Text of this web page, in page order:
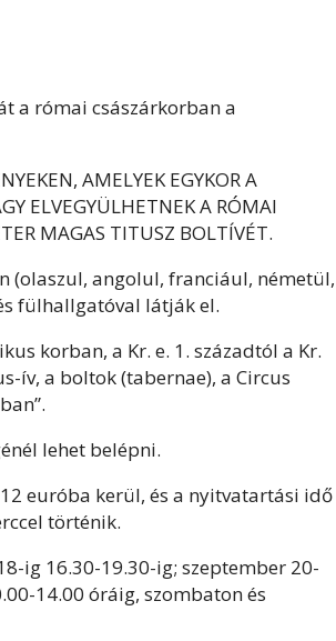
a római császárkorban a
AMELYEK EGYKOR A
ELVEGYÜLHETNEK A RÓMAI
MAGAS TITUSZ BOLTÍVÉT.
(olaszul, angolul, franciául, németül,
fülhallgatóval látják el.
korban, a Kr. e. 1. századtól a Kr.
ív, a boltok (tabernae), a Circus
lehet belépni.
euróba kerül, és a nyitvatartási idő
történik.
ig 16.30-19.30-ig; szeptember 20-
14.00 óráig, szombaton és